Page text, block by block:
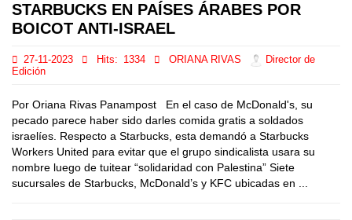
STARBUCKS EN PAÍSES ÁRABES POR
BOICOT ANTI-ISRAEL
27-11-2023 Hits: 1334 ORIANA RIVAS
Director de
Edición
Por Oriana Rivas Panampost En el caso de McDonald's, su
pecado parece haber sido darles comida gratis a soldados
israelíes. Respecto a Starbucks, esta demandó a Starbucks
Workers United para evitar que el grupo sindicalista usara su
nombre luego de tuitear “solidaridad con Palestina” Siete
sucursales de Starbucks, McDonald’s y KFC ubicadas en ...